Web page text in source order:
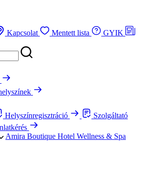
Kapcsolat Mentett lista
GYIK
Helyszínregisztráció
Szolgáltató
Amira Boutique Hotel Wellness & Spa